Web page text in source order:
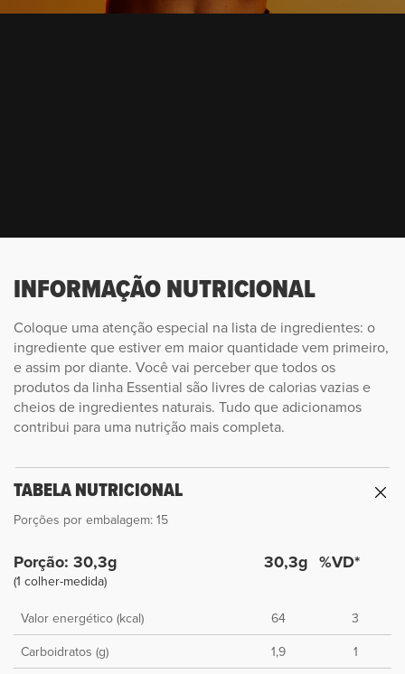
INFORMAÇÃO NUTRICIONAL
Coloque uma atenção especial na lista de ingredientes: o
ingrediente que estiver em maior quantidade vem primeiro,
e assim por diante. Você vai perceber que todos os
produtos da linha Essential são livres de calorias vazias e
cheios de ingredientes naturais. Tudo que adicionamos
contribui para uma nutrição mais completa.
TABELA NUTRICIONAL
Porções por embalagem: 15
Porção: 30,3g
(1 colher-medida)
30,3g %VD*
Valor energético (kcal) 64
3
Carboidratos (g)
1,9
1